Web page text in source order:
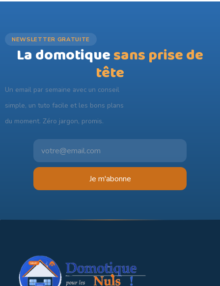
NEWSLETTER GRATUITE
La domotiquesans prise de
tête
Un email par semaine avec un conseil
simple, un tuto facile et les bons plans
du moment. Zéro jargon, promis.
Je m'abonne